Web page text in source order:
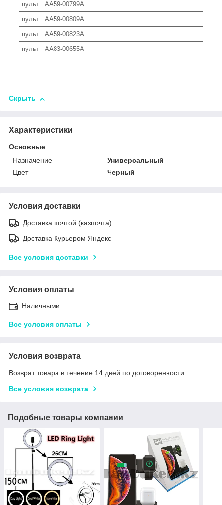
пульт AA59-00799A
пульт AA59-00809A
пульт AA59-00823A
пульт AA83-00655A
Скрыть
Характеристики
Основные
Назначение
Универсальный
Цвет
Черный
Условия доставки
Доставка почтой (казпочта)
Доставка Курьером Яндекс
Все условия доставки
Условия оплаты
Наличными
Все условия оплаты
Условия возврата
Возврат товара в течение 14 дней по договоренности
Все условия возврата
Подобные товары компании